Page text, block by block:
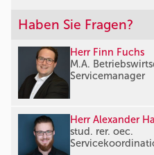
Haben Sie Fragen?
Herr Finn Fuchs
M.A.
Servicemanager
Herr Alexander
stud. rer. oec.